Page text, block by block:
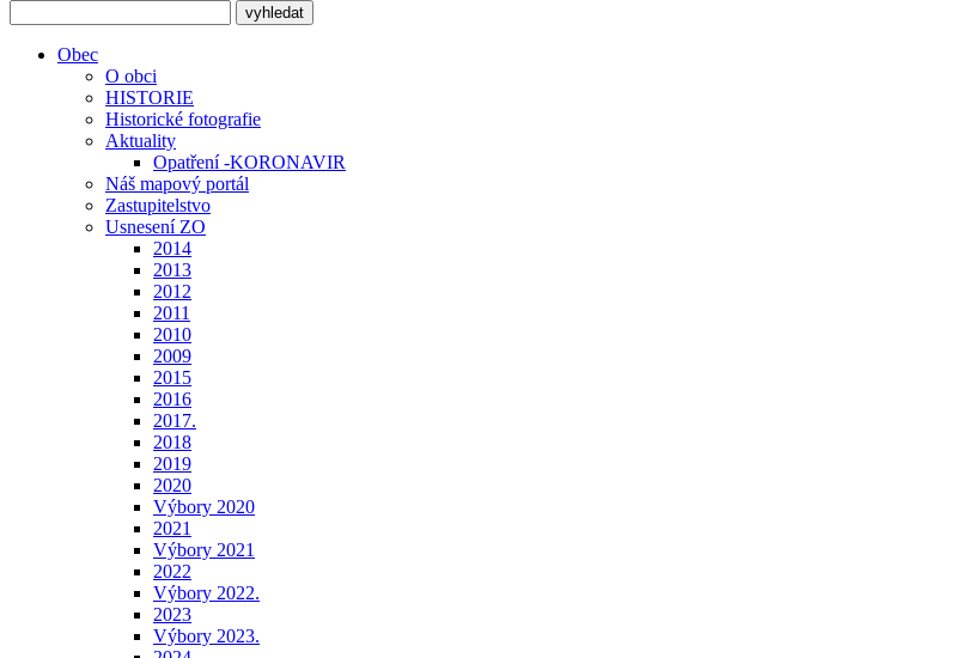
Obec
O obci
HISTORIE
Historické fotografie
Aktuality
Opatření -KORONAVIR
Náš mapový portál
Zastupitelstvo
Usnesení ZO
2014
2013
2012
2011
2010
2009
2015
2016
2017.
2018
2019
2020
Výbory 2020
2021
Výbory 2021
2022
Výbory 2022.
2023
Výbory 2023.